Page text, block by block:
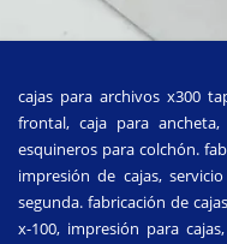
cajas para archivos x300
frontal, caja para
esquineros para colchón.
impresión de cajas,
segunda. fabricación de
x-100, impresión para